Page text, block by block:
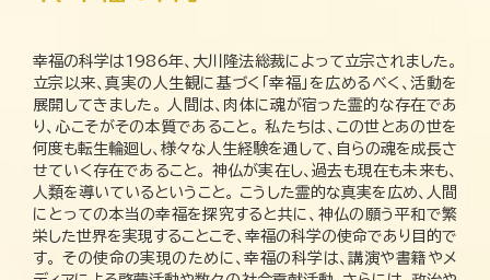
幸福の科学は1986年、大川隆法総裁によって立宗されました。
立宗以来、真実の人生観に基づく「幸福」を広めるべく、活動を
展開してきました。 人間は、肉体に魂が宿った霊的な存在であ
り、心こそがその本質であること。 私たちは、この世とあの世を
何度も転生輪廻し、様々な人生経験を通して、自らの魂を成長さ
せていく存在であること。 神仏が実在し、過去も現在も未来も、
人類を導いているということ。 こうした霊的な真実を広め、人間
にとっての本当の幸福を探究すると共に、神仏の願う平和で繁
栄した世界を実現することこそ、幸福の科学の使命であり目的で
す。 その使命の実現のために、幸福の科学は、講演や書籍やメ